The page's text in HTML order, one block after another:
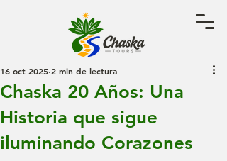
Chaska 20 Años: Una
Historia que sigue
iluminando Corazones
16 oct 2025 2 min de lectura